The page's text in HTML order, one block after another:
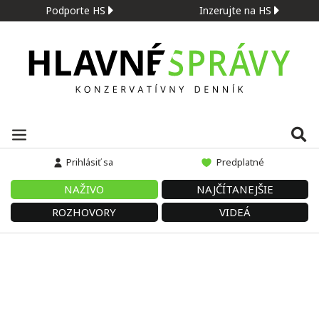
Podporte HS Inzerujte na HS
Prihlásiť sa Predplatné
NAŽIVO
NAJČÍTANEJŠIE
ROZHOVORY
VIDEÁ